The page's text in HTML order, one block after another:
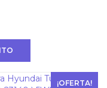
¡OFERTA!